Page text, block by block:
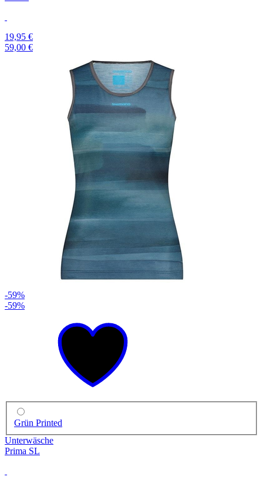
19,95 €
59,00 €
-59%
-59%
Grün Printed
Unterwäsche
Prima SL